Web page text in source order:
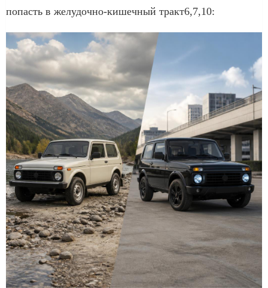
попасть в желудочно-кишечный тракт6,7,10: